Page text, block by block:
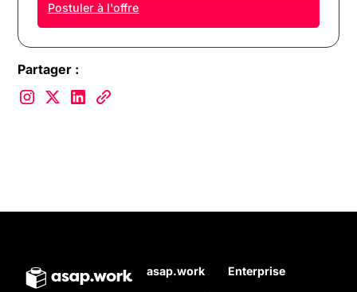
Postuler à l'offre
Partager :
asap.work Enterprise